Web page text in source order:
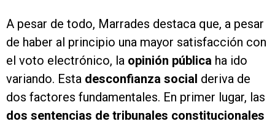
A pesar de todo, Marrades destaca que, a pesar
de haber al principio una mayor satisfacción con
el voto electrónico, la opinión pública ha ido
variando. Esta desconfianza social deriva de
dos factores fundamentales. En primer lugar, las
dos sentencias de tribunales constitucionales